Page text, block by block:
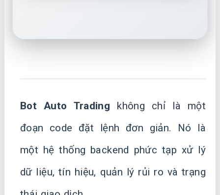
Bot Auto Trading không chỉ là một
đoạn code đặt lệnh đơn giản. Nó là
một hệ thống backend phức tạp xử lý
dữ liệu, tín hiệu, quản lý rủi ro và trạng